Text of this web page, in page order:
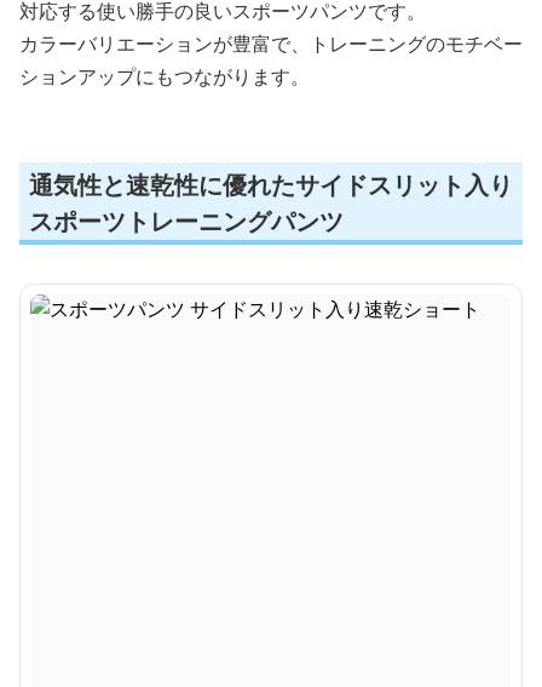
対応する使い勝手の良いスポーツパンツです。
カラーバリエーションが豊富で、トレーニングのモチベー
ションアップにもつながります。
通気性と速乾性に優れたサイドスリット入り
スポーツトレーニングパンツ